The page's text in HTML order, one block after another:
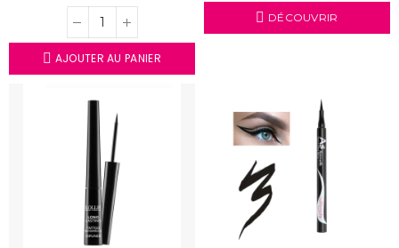
AJOUTER AU PANIER
DÉCOUVRIR